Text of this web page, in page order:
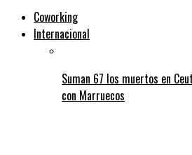
Coworking
Internacional
Suman 67 los muertos en
con Marruecos